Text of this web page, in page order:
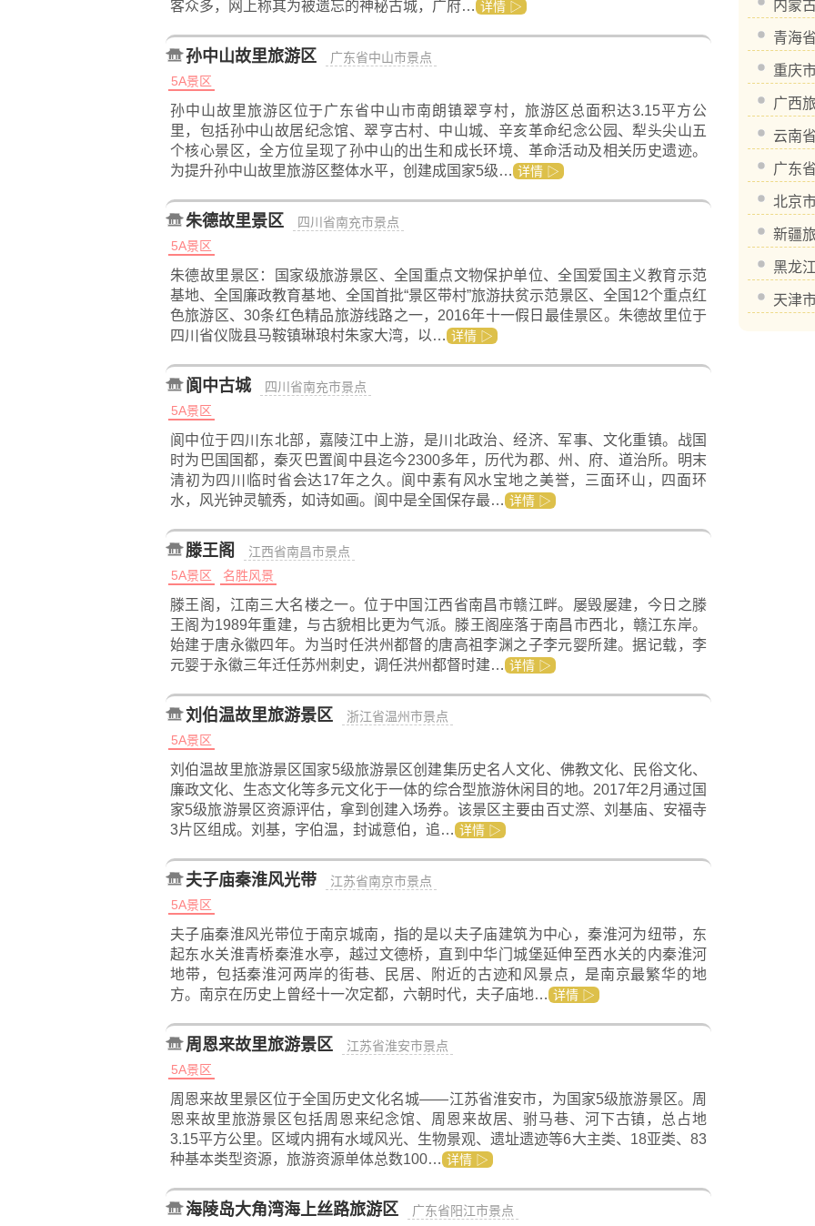
客众多，网上称其为被遗忘的神秘古城，广府… 详情 ▷
孙中山故里旅游区
广东省中山市景点
5A景区
孙中山故里旅游区位于广东省中山市南朗镇翠亨村，旅游区总面积达3.15平方公
里，包括孙中山故居纪念馆、翠亨古村、中山城、辛亥革命纪念公园、犁头尖山五
个核心景区，全方位呈现了孙中山的出生和成长环境、革命活动及相关历史遗迹。
为提升孙中山故里旅游区整体水平，创建成国家5级… 详情 ▷
朱德故里景区
四川省南充市景点
5A景区
朱德故里景区：国家级旅游景区、全国重点文物保护单位、全国爱国主义教育示范
基地、全国廉政教育基地、全国首批“景区带村”旅游扶贫示范景区、全国12个重点红
色旅游区、30条红色精品旅游线路之一，2016年十一假日最佳景区。朱德故里位于
四川省仪陇县马鞍镇琳琅村朱家大湾，以… 详情 ▷
阆中古城
四川省南充市景点
5A景区
阆中位于四川东北部，嘉陵江中上游，是川北政治、经济、军事、文化重镇。战国
时为巴国国都，秦灭巴置阆中县迄今2300多年，历代为郡、州、府、道治所。明末
清初为四川临时省会达17年之久。阆中素有风水宝地之美誉，三面环山，四面环
水，风光钟灵毓秀，如诗如画。阆中是全国保存最… 详情 ▷
滕王阁
江西省南昌市景点
5A景区
名胜风景
滕王阁，江南三大名楼之一。位于中国江西省南昌市赣江畔。屡毁屡建，今日之滕
王阁为1989年重建，与古貌相比更为气派。滕王阁座落于南昌市西北，赣江东岸。
始建于唐永徽四年。为当时任洪州都督的唐高祖李渊之子李元婴所建。据记载，李
元婴于永徽三年迁任苏州刺史，调任洪州都督时建… 详情 ▷
刘伯温故里旅游景区
浙江省温州市景点
5A景区
刘伯温故里旅游景区国家5级旅游景区创建集历史名人文化、佛教文化、民俗文化、
廉政文化、生态文化等多元文化于一体的综合型旅游休闲目的地。2017年2月通过国
家5级旅游景区资源评估，拿到创建入场券。该景区主要由百丈漈、刘基庙、安福寺
3片区组成。刘基，字伯温，封诚意伯，追… 详情 ▷
夫子庙秦淮风光带
江苏省南京市景点
5A景区
夫子庙秦淮风光带位于南京城南，指的是以夫子庙建筑为中心，秦淮河为纽带，东
起东水关淮青桥秦淮水亭，越过文德桥，直到中华门城堡延伸至西水关的内秦淮河
地带，包括秦淮河两岸的街巷、民居、附近的古迹和风景点，是南京最繁华的地
方。南京在历史上曾经十一次定都，六朝时代，夫子庙地… 详情 ▷
周恩来故里旅游景区
江苏省淮安市景点
5A景区
周恩来故里景区位于全国历史文化名城——江苏省淮安市，为国家5级旅游景区。周
恩来故里旅游景区包括周恩来纪念馆、周恩来故居、驸马巷、河下古镇，总占地
3.15平方公里。区域内拥有水域风光、生物景观、遗址遗迹等6大主类、18亚类、83
种基本类型资源，旅游资源单体总数100… 详情 ▷
海陵岛大角湾海上丝路旅游区
广东省阳江市景点
内蒙
青海
重庆
广西
云南
广东
北京
新疆
黑龙
天津